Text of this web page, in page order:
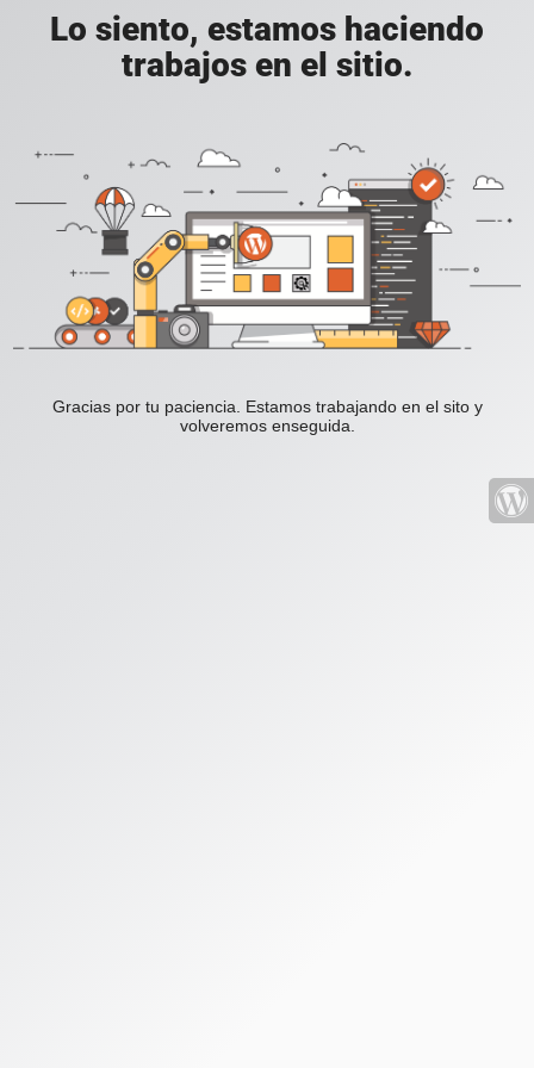
Lo siento, estamos haciendo
trabajos en el sitio.
Gracias por tu paciencia. Estamos trabajando en el sito y
volveremos enseguida.